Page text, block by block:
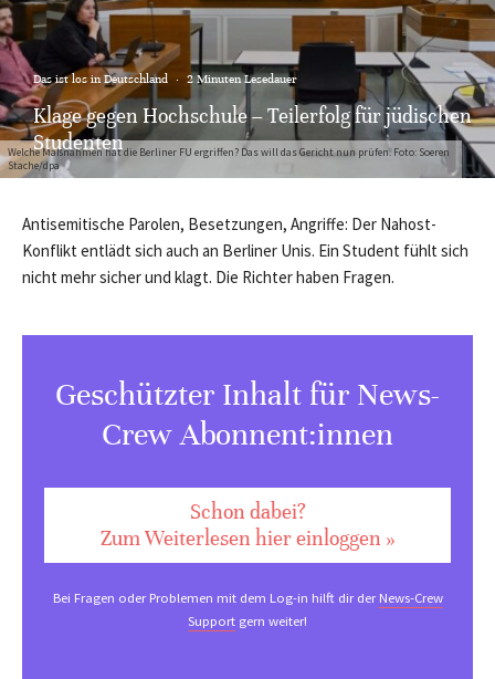
Welche Maßnahmen hat die Berliner FU ergriffen? Das will das Gericht nun prüfen. Foto: Soeren
Stache/dpa
Das ist los in Deutschland · 2 Minuten Lesedauer
Klage gegen Hochschule – Teilerfolg für jüdischen
Studenten
Antisemitische Parolen, Besetzungen, Angriffe: Der Nahost-
Konflikt entlädt sich auch an Berliner Unis. Ein Student fühlt sich
nicht mehr sicher und klagt. Die Richter haben Fragen.
Geschützter Inhalt für News-
Crew Abonnent:innen
Schon dabei?
Zum Weiterlesen hier einloggen »
Bei Fragen oder Problemen mit dem Log-in hilft dir derNews-Crew
Support gern weiter!